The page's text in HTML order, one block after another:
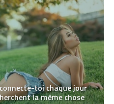
toi chaque jour
la même chose